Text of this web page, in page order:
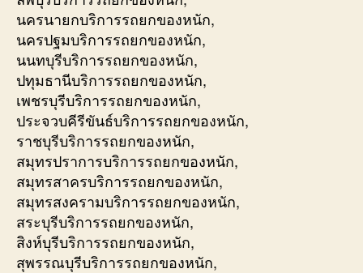
นครนายกบริการรถยกของหนัก,
นครปฐมบริการรถยกของหนัก,
นนทบุรีบริการรถยกของหนัก,
ปทุมธานีบริการรถยกของหนัก,
เพชรบุรีบริการรถยกของหนัก,
ประจวบคีรีขันธ์บริการรถยกของหนัก,
ราชบุรีบริการรถยกของหนัก,
สมุทรปราการบริการรถยกของหนัก,
สมุทรสาครบริการรถยกของหนัก,
สมุทรสงครามบริการรถยกของหนัก,
สระบุรีบริการรถยกของหนัก,
สิงห์บุรีบริการรถยกของหนัก,
สุพรรณบุรีบริการรถยกของหนัก,